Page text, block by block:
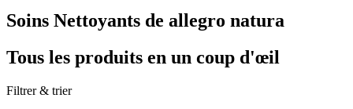
Soins Nettoyants de allegro natura
Tous les produits en un coup d'œil
Filtrer & trier